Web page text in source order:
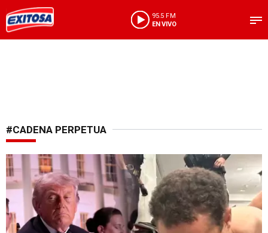
95.5 FM
EN VIVO
#CADENA PERPETUA
Tras el atentado